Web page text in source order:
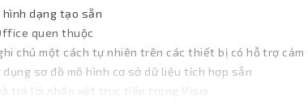
hình dạng tạo sẵn
quen thuộc
chú một cách tự nhiên trên các thiết bị có hỗ trợ cảm
sơ đồ mô hình cơ sở dữ liệu tích hợp sẵn
trả lời nhận xét trực tiếp trong Visio